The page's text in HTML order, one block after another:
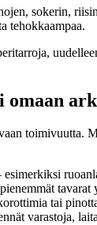
sokerin,
tehokkaampaa.
toimivuutta.
esimerkiksi
tavarat
tai
varastoja,